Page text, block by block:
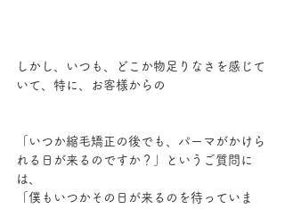
しかし、いつも、どこか物足りなさを感じて
いて、特に、お客様からの
「いつか縮毛矯正の後でも、パーマがかけら
れる日が来るのですか？」というご質問に
は、
「僕もいつかその日が来るのを待っていま